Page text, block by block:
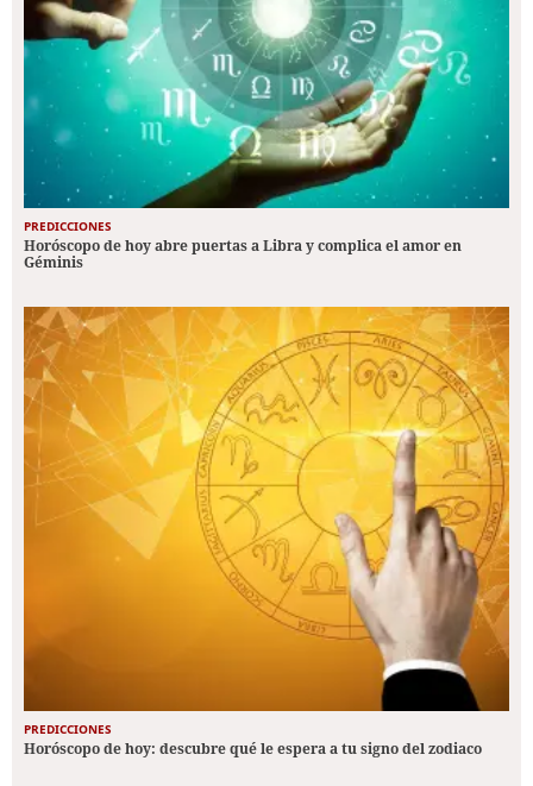
PREDICCIONES
Horóscopo de hoy abre puertas a Libra y complica el amor en
Géminis
PREDICCIONES
Horóscopo de hoy: descubre qué le espera a tu signo del zodiaco